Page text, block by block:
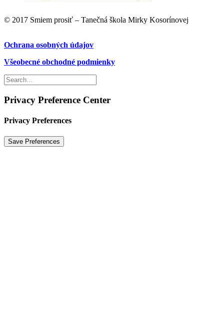
© 2017 Smiem prosiť – Tanečná škola Mirky Kosorínovej
Ochrana osobných údajov
Všeobecné obchodné podmienky
Privacy Preference Center
Privacy Preferences